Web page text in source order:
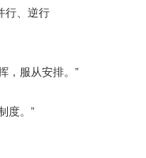
行、逆行
，服从安排。”
度。”